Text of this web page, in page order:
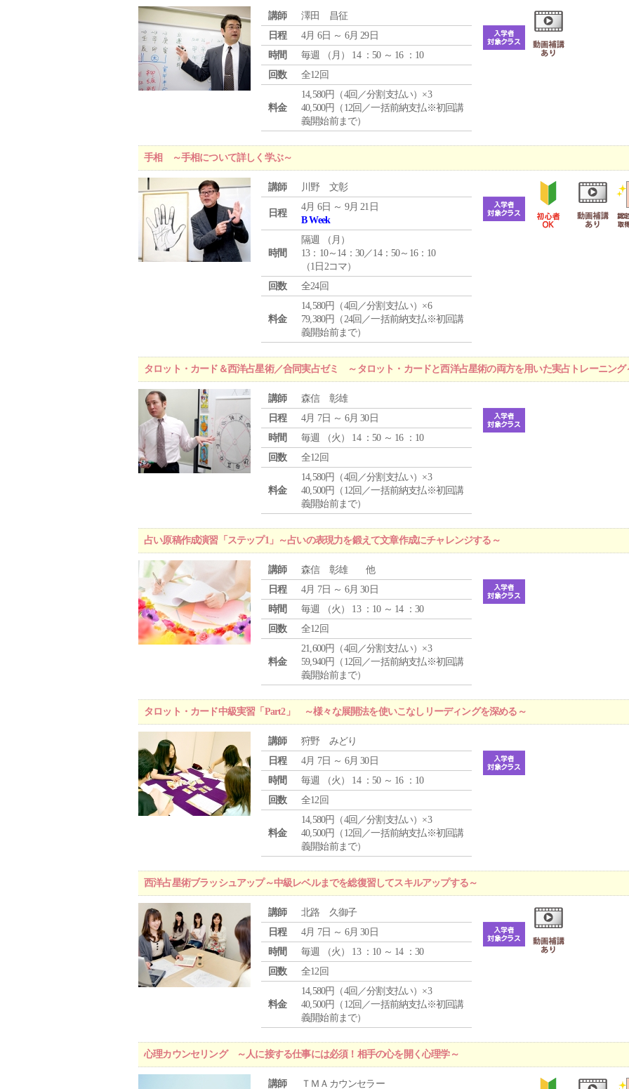
講師
澤田 昌征
日程
4月 6日 ～ 6月 29日
時間
毎週 （ 月 ） 14 ：50 ～ 16 ：10
回数
全12回
料金
14,580円（4回／分割支払い）×3
40,500円（12回／一括前納支払※初回講
義開始前まで）
手相 ～手相について詳しく学ぶ～
講師 川野 文彰
日程
4月 6日 ～ 9月 21日
B Week
時間
隔週 （ 月 ）
13：10～14：30／14：50～16：10
（1日2コマ）
回数
全24回
料金
14,580円（4回／分割支払い）×6
79,380円（24回／一括前納支払※初回講
義開始前まで）
タロット・カード＆西洋占星術／合同実占ゼミ ～タロット・カードと西洋占星術の両方を用いた実占トレーニング
講師
森信 彰雄
日程
4月 7日 ～ 6月 30日
時間
毎週 （火 ） 14 ：50 ～ 16 ：10
回数
全12回
料金
14,580円（4回／分割支払い）×3
40,500円（12回／一括前納支払※初回講
義開始前まで）
占い原稿作成演習「ステップ1」～占いの表現力を鍛えて文章作成にチャレンジする～
講師
森信 彰雄 他
日程
4月 7日 ～ 6月 30日
時間
毎週 （火 ） 13 ：10 ～ 14 ：30
回数
全12回
料金
21,600円（4回／分割支払い）×3
59,940円（12回／一括前納支払※初回講
義開始前まで）
タロット・カード中級実習「Part2」 ～様々な展開法を使いこなしリーディングを深める～
講師
狩野 みどり
日程
4月 7日 ～ 6月 30日
時間
毎週 （火 ） 14 ：50 ～ 16 ：10
回数
全12回
料金
14,580円（4回／分割支払い）×3
40,500円（12回／一括前納支払※初回講
義開始前まで）
西洋占星術ブラッシュアップ～中級レベルまでを総復習してスキルアップする～
講師
北路 久御子
日程
4月 7日 ～ 6月 30日
時間
毎週 （火 ） 13 ：10 ～ 14 ：30
回数
全12回
料金
14,580円（4回／分割支払い）×3
40,500円（12回／一括前納支払※初回講
義開始前まで）
心理カウンセリング ～人に接する仕事には必須！相手の心を開く心理学～
講師 ＴＭＡカウンセラー